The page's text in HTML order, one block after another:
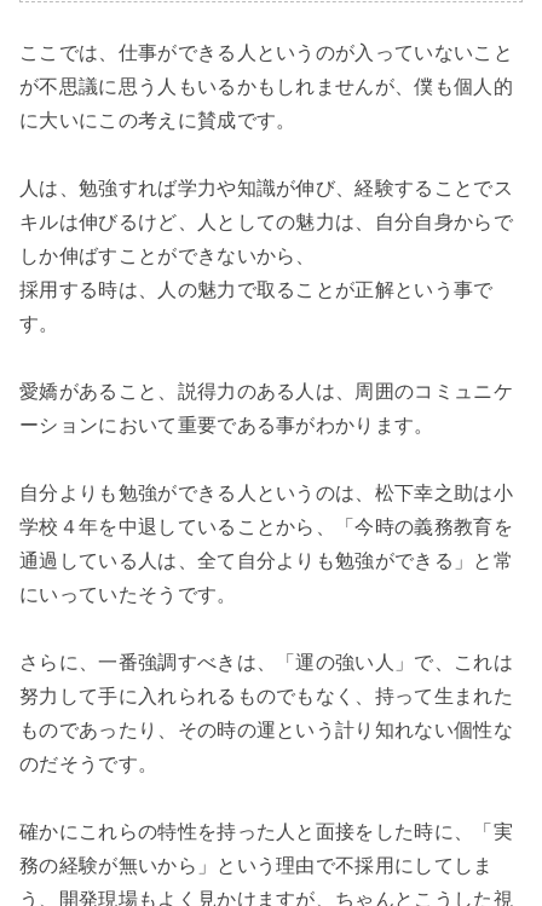
ここでは、仕事ができる人というのが入っていないこと
が不思議に思う人もいるかもしれませんが、僕も個人的
に大いにこの考えに賛成です。
人は、勉強すれば学力や知識が伸び、経験することでス
キルは伸びるけど、人としての魅力は、自分自身からで
しか伸ばすことができないから、
採用する時は、人の魅力で取ることが正解という事で
す。
愛嬌があること、説得力のある人は、周囲のコミュニケ
ーションにおいて重要である事がわかります。
自分よりも勉強ができる人というのは、松下幸之助は小
学校４年を中退していることから、「今時の義務教育を
通過している人は、全て自分よりも勉強ができる」と常
にいっていたそうです。
さらに、一番強調すべきは、「運の強い人」で、これは
努力して手に入れられるものでもなく、持って生まれた
ものであったり、その時の運という計り知れない個性な
のだそうです。
確かにこれらの特性を持った人と面接をした時に、「実
務の経験が無いから」という理由で不採用にしてしま
う、開発現場もよく見かけますが、ちゃんとこうした視